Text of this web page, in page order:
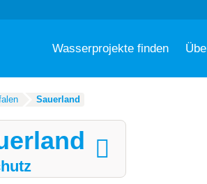
Wasserprojekte finden
Sauerland